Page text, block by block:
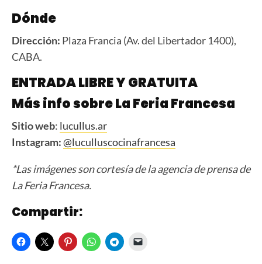
Dónde
Dirección: Plaza Francia (Av. del Libertador 1400),
CABA.
ENTRADA LIBRE Y GRATUITA
Más info sobre La Feria Francesa
Sitio web: lucullus.ar
Instagram:@luculluscocinafrancesa
*Las imágenes son cortesía de la agencia de prensa de
La Feria Francesa.
Compartir: